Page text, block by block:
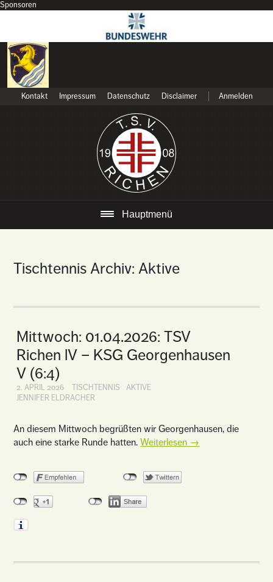
Sponsoren
Kontakt Impressum Datenschutz Disclaimer Anmelden
Hauptmenü
Tischtennis Archiv: Aktive
Mittwoch: 01.04.2026: TSV
Richen lV – KSG Georgenhausen
V (6:4)
2. APRIL 2026 TISCHTENNIS
AKTIVE
JENNIFER ELDRACHER
An diesem Mittwoch begrüßten wir Georgenhausen, die
auch eine starke Runde hatten.Weiterlesen →